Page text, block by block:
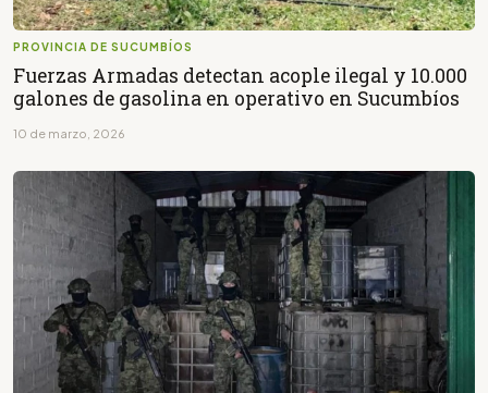
PROVINCIA DE SUCUMBÍOS
Fuerzas Armadas detectan acople ilegal y 10.000
galones de gasolina en operativo en Sucumbíos
10 de marzo, 2026